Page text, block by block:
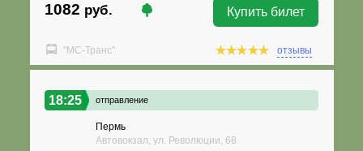
1082 руб. Купить билет
"МС-Транс" отзывы
18:25 отправление
Пермь
Автовокзал, ул. Революции, 68